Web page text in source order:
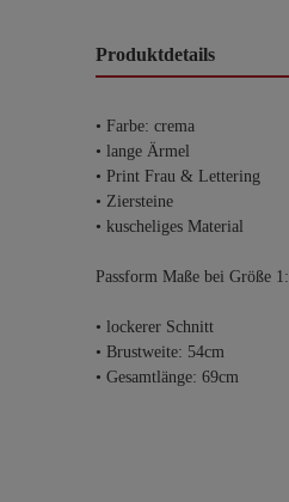
Produktdetails
• Farbe: crema
• lange Ärmel
• Print Frau & Lettering
• Ziersteine
• kuscheliges Material
Passform Maße bei Größe 1:
• lockerer Schnitt
• Brustweite: 54cm
• Gesamtlänge: 69cm